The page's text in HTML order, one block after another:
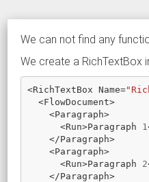
We can not find any
We create a RichTextBox
<RichTextBox Name=
<FlowDocument>
<Paragraph>
<Run>Paragraph 1
</Paragraph>
<Paragraph>
<Run>Paragraph 2
</Paragraph>